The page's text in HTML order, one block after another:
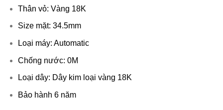
Thân vỏ: Vàng 18K
Size mặt: 34.5mm
Loại máy: Automatic
Chống nước: 0M
Loại dây: Dây kim loại vàng 18K
Bảo hành 6 năm